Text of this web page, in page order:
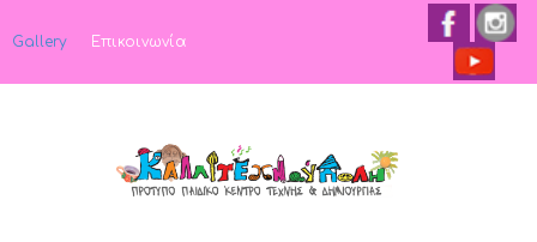
Gallery Επικοινωνία